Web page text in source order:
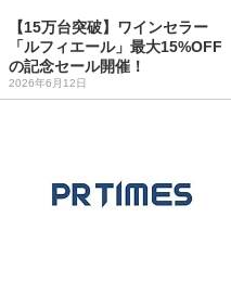
【15万台突破】ワインセラー
「ルフィエール」最大15%OFF
の記念セール開催！
2026年6月12日